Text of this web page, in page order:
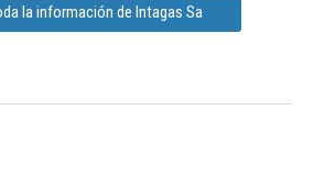
la información de Intagas Sa